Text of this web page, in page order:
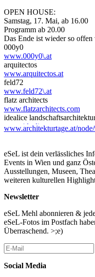
OPEN HOUSE:
Samstag, 17. Mai, ab 16.00
Programm ab 20.00
Das Ende ist wieder so
000y0
www.000y0\.at
arquitectos
www.arquitectos.at
feld72
www.feld72\.at
flatz architects
www.flatzarchitects.com
idealice
www.idealice.com
zahn schwab architekten
Architekt Matthias Ecker
arch.ecker@chello.at
S.O.F.A. architekten
www.sofa-architekten.com
prettenthaler
Michael Wallraff
www.wallraff.at
weidlfein
Bäderberatung LAUFEN
www.architekturtage.at/
eSeL ist dein verlässliches
Events in Wien und ganz
Ausstellungen, Museen,
weiteren kulturellen
Newsletter
eSeL Mehl abonnieren &
eSeL-Fotos im Postfach
Überraschend. >;e)
Social Media